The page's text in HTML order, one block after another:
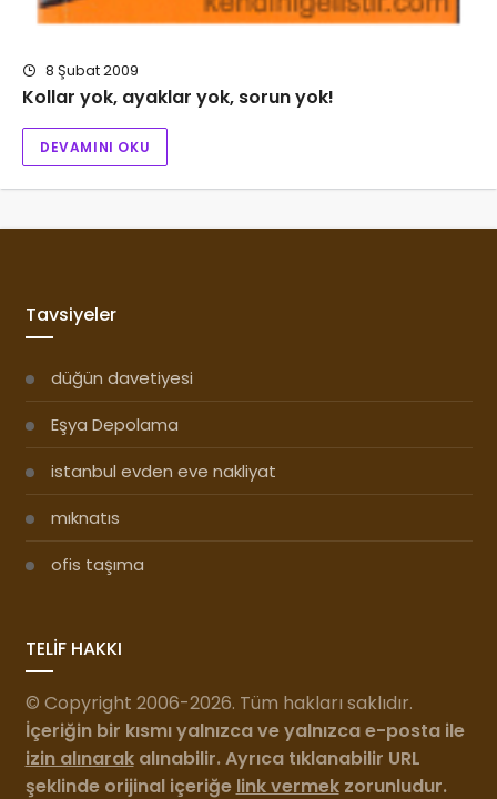
8 Şubat 2009
Kollar yok, ayaklar yok, sorun yok!
DEVAMINI OKU
Tavsiyeler
düğün davetiyesi
Eşya Depolama
istanbul evden eve nakliyat
mıknatıs
ofis taşıma
TELİF HAKKI
© Copyright 2006-2026. Tüm hakları saklıdır.
İçeriğin bir kısmı yalnızca ve yalnızca e-posta ile
izin alınarakalınabilir. Ayrıca tıklanabilir URL
şeklinde orijinal içeriğe link vermekzorunludur.